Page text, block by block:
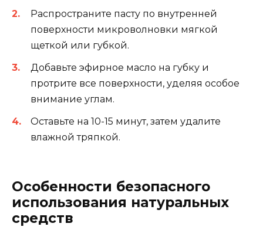
Распространите пасту по внутренней
поверхности микроволновки мягкой
щеткой или губкой.
Добавьте эфирное масло на губку и
протрите все поверхности, уделяя особое
внимание углам.
Оставьте на 10-15 минут, затем удалите
влажной тряпкой.
Особенности безопасного
использования натуральных
средств